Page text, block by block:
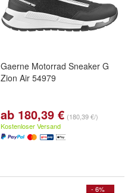
Gaerne Motorrad Sneaker G
Zion Air 54979
ab 180,39 € (180,39 €/)
Kostenloser Versand
- 6%